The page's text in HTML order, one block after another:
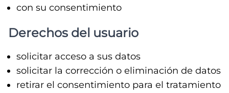
con su consentimiento
Derechos del usuario
solicitar acceso a sus datos
solicitar la corrección o eliminación de datos
retirar el consentimiento para el tratamiento